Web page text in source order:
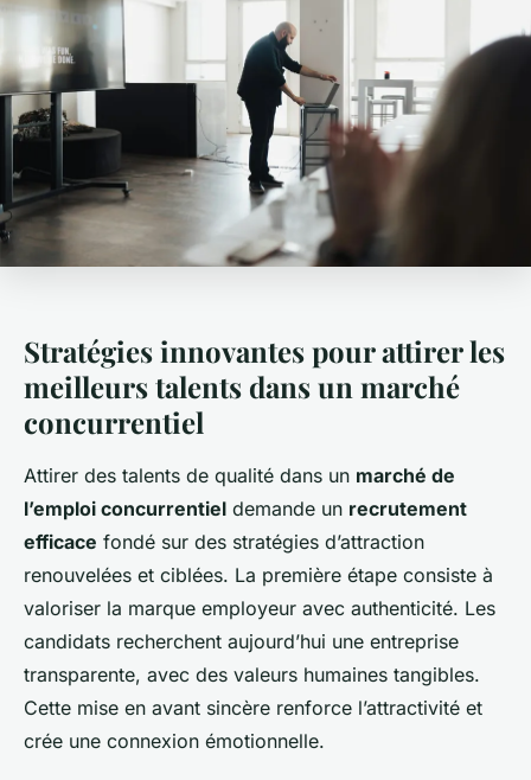
Stratégies innovantes pour attirer les
meilleurs talents dans un marché
concurrentiel
Attirer des talents de qualité dans un marché de
l’emploi concurrentiel demande un recrutement
efficace fondé sur des stratégies d’attraction
renouvelées et ciblées. La première étape consiste à
valoriser la marque employeur avec authenticité. Les
candidats recherchent aujourd’hui une entreprise
transparente, avec des valeurs humaines tangibles.
Cette mise en avant sincère renforce l’attractivité et
crée une connexion émotionnelle.